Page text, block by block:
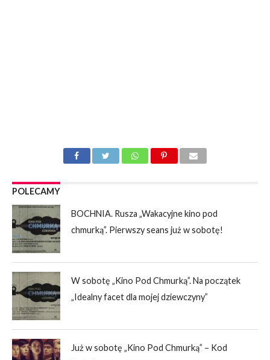
POLECAMY
BOCHNIA. Rusza „Wakacyjne kino pod
chmurką”. Pierwszy seans już w sobotę!
W sobotę „Kino Pod Chmurką”. Na początek
„Idealny facet dla mojej dziewczyny”
Już w sobotę „Kino Pod Chmurką” – Kod